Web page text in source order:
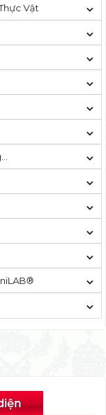
Vật